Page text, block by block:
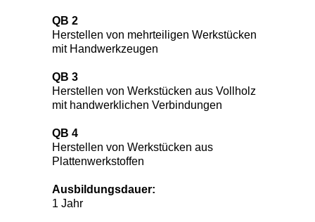
QB 2
Herstellen von mehrteiligen Werkstücken
mit Handwerkzeugen
QB 3
Herstellen von Werkstücken aus Vollholz
mit handwerklichen Verbindungen
QB 4
Herstellen von Werkstücken aus
Plattenwerkstoffen
Ausbildungsdauer:
1 Jahr